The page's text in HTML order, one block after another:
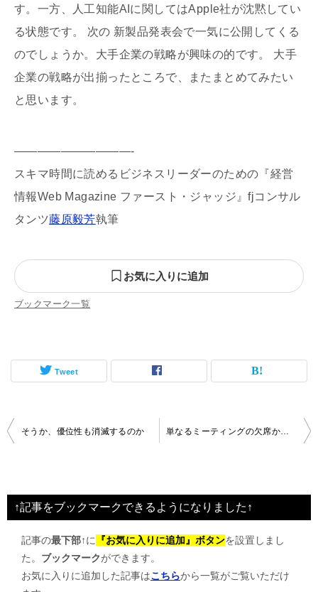
す。一方、人工知能AIに関してはApple社が沈黙してい
る状態です。 次の 新製品発表会で一気に公開してくる
のでしょうか。大手企業の戦略が興味の的です。 大手
企業の戦略が出揃ったところで、またまとめてみたい
と思います。
——————————-
スキマ時間に読めるビジネスリーダーのための『経営
情報Web Magazine ファースト・ジャッジ』fjコンサル
タンツ藤原毅芳執筆
お気に入りに追加
ブックマーク一覧
Tweet
投
ビ
ゲ
そうか、優位性も消滅するのか
↑記事をブックマークできるようになりました↑
記事の最下部↑に 『お気に入りに追加』ボタンを設置しまし
た。 ブックマークができます。
お気に入りに追加した記事はこちらから一覧がご覧いただけ